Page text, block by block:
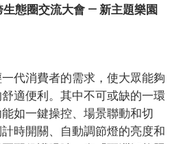
態圈交流大會 — 新主題樂園
代消費者的需求，使大眾能夠
適便利。其中不可或缺的一環
如一鍵操控、場景聯動和切
時開關、自動調節燈的亮度和